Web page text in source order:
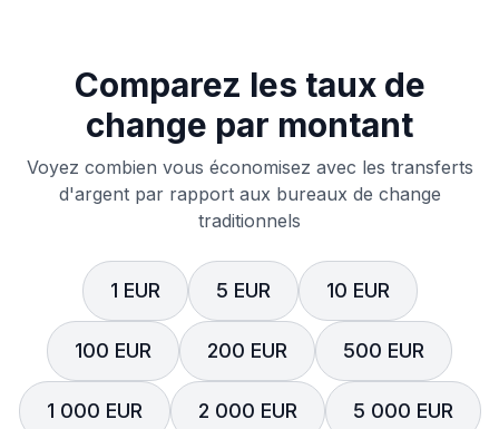
Comparez les taux de
change par montant
Voyez combien vous économisez avec les transferts
d'argent par rapport aux bureaux de change
traditionnels
1 EUR 5 EUR 10 EUR
100 EUR 200 EUR 500 EUR
1 000 EUR 2 000 EUR 5 000 EUR